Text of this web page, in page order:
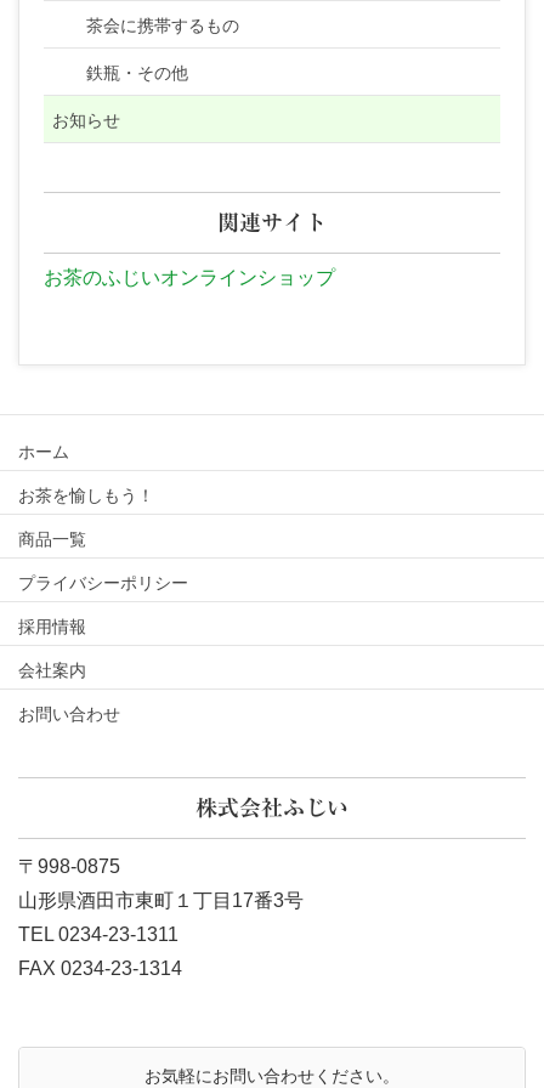
茶会に携帯するもの
鉄瓶・その他
お知らせ
関連サイト
お茶のふじいオンラインショップ
ホーム
お茶を愉しもう！
商品一覧
プライバシーポリシー
採用情報
会社案内
お問い合わせ
株式会社ふじい
〒998-0875
山形県酒田市東町１丁目17番3号
TEL 0234-23-1311
FAX 0234-23-1314
お気軽にお問い合わせください。